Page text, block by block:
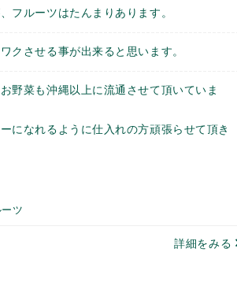
フルーツはたんまりあります。
クさせる事が出来ると思います。
野菜も沖縄以上に流通させて頂いていま
になれるように仕入れの方頑張らせて頂き
ツ
詳細をみる